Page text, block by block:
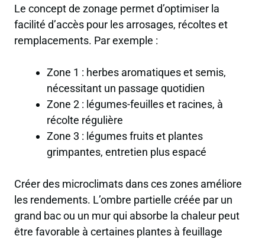
Le concept de zonage permet d’optimiser la
facilité d’accès pour les arrosages, récoltes et
remplacements. Par exemple :
Zone 1 : herbes aromatiques et semis,
nécessitant un passage quotidien
Zone 2 : légumes-feuilles et racines, à
récolte régulière
Zone 3 : légumes fruits et plantes
grimpantes, entretien plus espacé
Créer des microclimats dans ces zones améliore
les rendements. L’ombre partielle créée par un
grand bac ou un mur qui absorbe la chaleur peut
être favorable à certaines plantes à feuillage